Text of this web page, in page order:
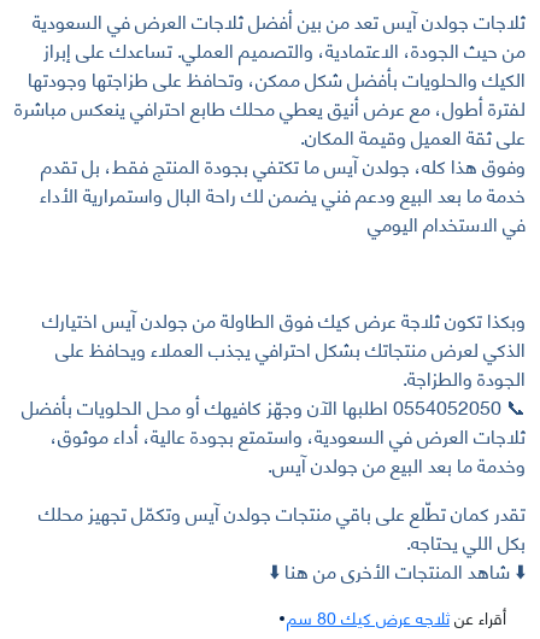
ثلاجات جولدن آيس تعد من بين أفضل ثلاجات العرض في السعودية
من حيث الجودة، الاعتمادية، والتصميم العملي. تساعدك على إبراز
الكيك والحلويات بأفضل شكل ممكن، وتحافظ على طزاجتها وجودتها
لفترة أطول، مع عرض أنيق يعطي محلك طابع احترافي ينعكس مباشرة
على ثقة العميل وقيمة المكان.
وفوق هذا كله، جولدن آيس ما تكتفي بجودة المنتج فقط، بل تقدم
خدمة ما بعد البيع ودعم فني يضمن لك راحة البال واستمرارية الأداء
في الاستخدام اليومي
وبكذا تكون ثلاجة عرض كيك فوق الطاولة من جولدن آيس اختيارك
الذكي لعرض منتجاتك بشكل احترافي يجذب العملاء ويحافظ على
الجودة والطزاجة.
📞 0554052050 اطلبها الآن وجهّز كافيهك أو محل الحلويات بأفضل
ثلاجات العرض في السعودية، واستمتع بجودة عالية، أداء موثوق،
وخدمة ما بعد البيع من جولدن آيس.
تقدر كمان تطّلع على باقي منتجات جولدن آيس وتكمّل تجهيز محلك
بكل اللي يحتاجه.
⬇️ شاهد المنتجات الأخرى من هنا ⬇️
أقراء عنثلاجه عرض كيك 80 سم